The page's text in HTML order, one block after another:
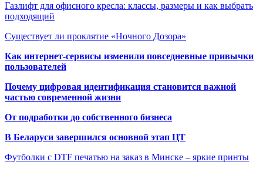
Газлифт для офисного кресла: классы, размеры и как выбрать
подходящий
Существует ли проклятие «Ночного Дозора»
Как интернет-сервисы изменили повседневные привычки
пользователей
Почему цифровая идентификация становится важной
частью современной жизни
От подработки до собственного бизнеса
В Беларуси завершился основной этап ЦТ
Футболки с DTF печатью на заказ в Минске – яркие принты